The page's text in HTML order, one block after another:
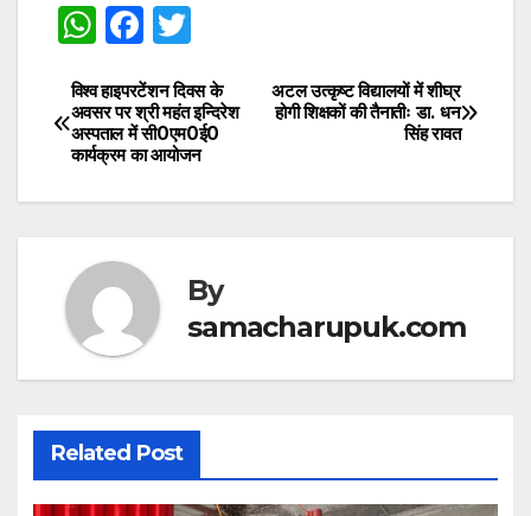
W
at
s
A
p
p
F
c
e
b
o
k
itt
er
Post
navigation
अटल उत्कृष्ट विद्यालयों में शीघ्र
होगी शिक्षकों की तैनातीः डा. धन
सिंह रावत
विश्व हाइपरटेंशन दिवस के
अवसर पर श्री महंत इन्दिरेश
अस्पताल में सी0एम0ई0
कार्यक्रम का आयोजन
By
samacharupuk.com
Related Post